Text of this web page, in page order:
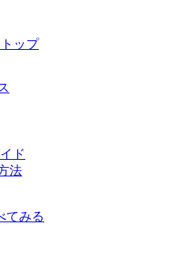
ップ
ド
法
てみる